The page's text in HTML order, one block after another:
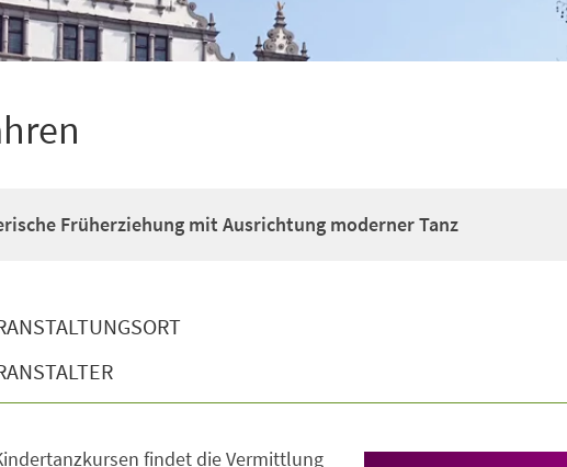
Früherziehung mit Ausrichtung moderner Tanz
findet die Vermittlung